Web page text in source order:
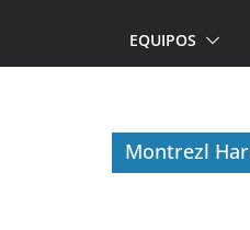
EQUIPOS
Montrezl